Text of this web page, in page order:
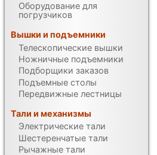
Оборудование для
погрузчиков
Вышки и подъемники
Телескопические вышки
Ножничные подъемники
Подборщики заказов
Подъемные столы
Передвижные лестницы
Тали и механизмы
Электрические тали
Шестеренчатые тали
Рычажные тали